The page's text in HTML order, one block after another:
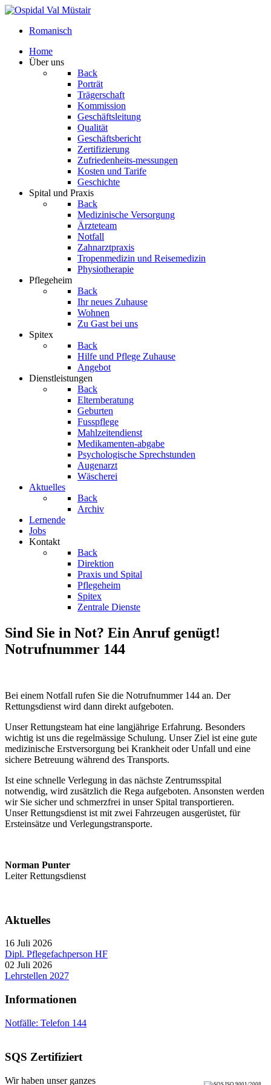
Romanisch
Home
Über uns
Back
Porträt
Trägerschaft
Kommission
Geschäftsleitung
Qualität
Geschäftsbericht
Zertifizierung
Zufriedenheits-messungen
Kosten und Tarife
Geschichte
Spital und Praxis
Back
Medizinische Versorgung
Ärzteteam
Notfall
Zahnarztpraxis
Tropenmedizin und Reisemedizin
Physiotherapie
Pflegeheim
Back
Ihr neues Zuhause
Wohnen
Zu Gast bei uns
Spitex
Back
Hilfe und Pflege Zuhause
Angebot
Dienstleistungen
Back
Elternberatung
Geburten
Fusspflege
Mahlzeitendienst
Medikamenten-abgabe
Psychologische Sprechstunden
Augenarzt
Wäscherei
Aktuelles
Back
Archiv
Lernende
Jobs
Kontakt
Back
Direktion
Praxis und Spital
Pflegeheim
Spitex
Zentrale Dienste
Sind Sie in Not? Ein Anruf genügt!
Notrufnummer 144
Bei einem Notfall rufen Sie die Notrufnummer 144 an. Der
Rettungsdienst wird dann direkt aufgeboten.
Unser Rettungsteam hat eine langjährige Erfahrung. Besonders
wichtig ist uns die regelmässige Schulung. Unser Ziel ist eine gute
medizinische Erstversorgung bei Krankheit oder Unfall und eine
sichere Betreuung während des Transports.
Ist eine schnelle Verlegung in das nächste Zentrumsspital
notwendig, wird zusätzlich die Rega aufgeboten. Ansonsten werden
wir Sie sicher und schmerzfrei in unser Spital transportieren.
Unser Rettungsdienst ist mit zwei Fahrzeugen ausgerüstet, für
Ersteinsätze und Verlegungstransporte.
Norman Punter
Leiter Rettungsdienst
Aktuelles
16 Juli 2026
Dipl. Pflegefachperson HF
02 Juli 2026
Lehrstellen 2027
Informationen
Notfälle: Telefon 144
SQS Zertifiziert
Wir haben unser ganzes